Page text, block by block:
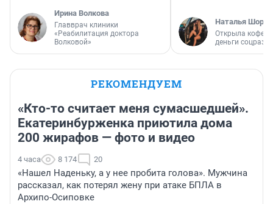
Ирина Волкова
Главврач клиники
«Реабилитация доктора
Волковой»
Наталья
Открыла
деньги
РЕКОМЕНДУЕМ
«Кто-то считает меня сумасшедшей».
Екатеринбурженка приютила дома
200 жирафов — фото и видео
4 часа 8 174 20
«Нашел Наденьку, а у нее пробита голова». Мужчина
рассказал, как потерял жену при атаке БПЛА в
Архипо-Осиповке